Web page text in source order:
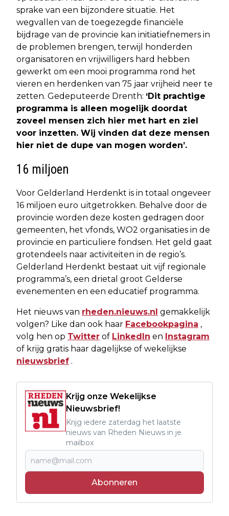
sprake van een bijzondere situatie. Het
wegvallen van de toegezegde financiële
bijdrage van de provincie kan initiatiefnemers in
de problemen brengen, terwijl honderden
organisatoren en vrijwilligers hard hebben
gewerkt om een mooi programma rond het
vieren en herdenken van 75 jaar vrijheid neer te
zetten. Gedeputeerde Drenth: ‘Dit prachtige
programma is alleen mogelijk doordat
zoveel mensen zich hier met hart en ziel
voor inzetten. Wij vinden dat deze mensen
hier niet de dupe van mogen worden’.
16 miljoen
Voor Gelderland Herdenkt is in totaal ongeveer
16 miljoen euro uitgetrokken. Behalve door de
provincie worden deze kosten gedragen door
gemeenten, het vfonds, WO2 organisaties in de
provincie en particuliere fondsen. Het geld gaat
grotendeels naar activiteiten in de regio’s.
Gelderland Herdenkt bestaat uit vijf regionale
programma’s, een drietal groot Gelderse
evenementen en een educatief programma.
Het nieuws van rheden.nieuws.nl gemakkelijk
volgen? Like dan ook haar Facebookpagina ,
volg hen op Twitter of LinkedIn en Instagram
of krijg gratis haar dagelijkse of wekelijkse
nieuwsbrief .
Krijg onze Wekelijkse
Nieuwsbrief!
Krijg iedere zaterdag het laatste
nieuws van Rheden Nieuws in je
mailbox
Abonneren